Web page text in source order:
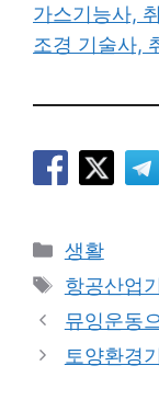
가스기능사,
조경 기술사,
카
테
리
생활
태
그
항공산업
뮤잉운동
토양환경